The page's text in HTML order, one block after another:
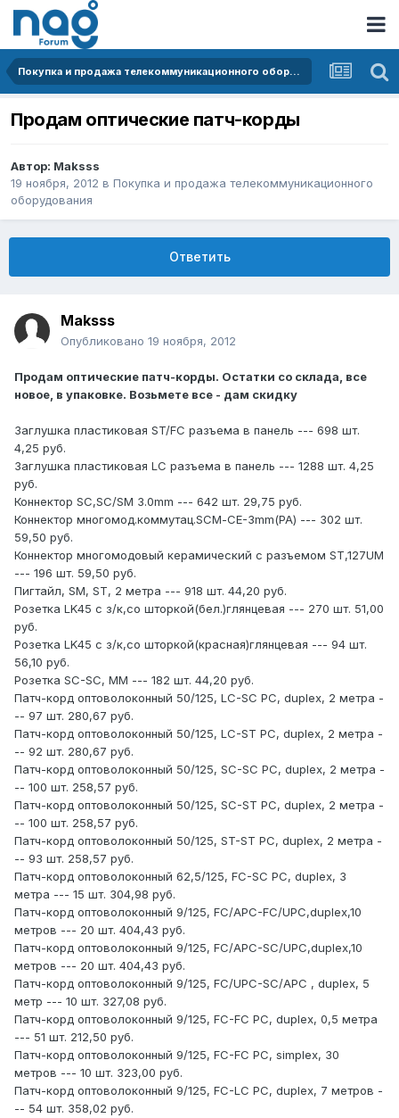
Покупка и продажа телекоммуникационного оборудования
Продам оптические патч-корды
Автор: Maksss
19 ноября, 2012 в Покупка и продажа телекоммуникационного
оборудования
Ответить
Maksss
Опубликовано 19 ноября, 2012
Продам оптические патч-корды. Остатки со склада, все
новое, в упаковке. Возьмете все - дам скидку
Заглушка пластиковая ST/FC разъема в панель --- 698 шт.
4,25 руб.
Заглушка пластиковая LC разъема в панель --- 1288 шт. 4,25
руб.
Коннектор SC,SC/SM 3.0mm --- 642 шт. 29,75 руб.
Коннектор многомод.коммутац.SCМ-CE-3mm(РА) --- 302 шт.
59,50 руб.
Коннектор многомодовый керамический с разъемом ST,127UM
--- 196 шт. 59,50 руб.
Пигтайл, SM, ST, 2 метра --- 918 шт. 44,20 руб.
Розетка LK45 с з/к,со шторкой(бел.)глянцевая --- 270 шт. 51,00
руб.
Розетка LK45 с з/к,со шторкой(красная)глянцевая --- 94 шт.
56,10 руб.
Розетка SC-SC, МM --- 182 шт. 44,20 руб.
Патч-корд оптоволоконный 50/125, LC-SC PC, duplex, 2 метра -
-- 97 шт. 280,67 руб.
Патч-корд оптоволоконный 50/125, LC-ST PC, duplex, 2 метра -
-- 92 шт. 280,67 руб.
Патч-корд оптоволоконный 50/125, SC-SC PC, duplex, 2 метра -
-- 100 шт. 258,57 руб.
Патч-корд оптоволоконный 50/125, SC-ST PC, duplex, 2 метра -
-- 100 шт. 258,57 руб.
Патч-корд оптоволоконный 50/125, ST-ST PC, duplex, 2 метра -
-- 93 шт. 258,57 руб.
Патч-корд оптоволоконный 62,5/125, FC-SC PC, duplex, 3
метра --- 15 шт. 304,98 руб.
Патч-корд оптоволоконный 9/125, FC/APC-FC/UPC,duplex,10
метров --- 20 шт. 404,43 руб.
Патч-корд оптоволоконный 9/125, FC/APC-SC/UPC,duplex,10
метров --- 20 шт. 404,43 руб.
Патч-корд оптоволоконный 9/125, FC/UPC-SC/АPC , duplex, 5
метр --- 10 шт. 327,08 руб.
Патч-корд оптоволоконный 9/125, FC-FC PC, duplex, 0,5 метра
--- 51 шт. 212,50 руб.
Патч-корд оптоволоконный 9/125, FC-FC PC, simplex, 30
метров --- 10 шт. 323,00 руб.
Патч-корд оптоволоконный 9/125, FC-LC PC, duplex, 7 метров -
-- 54 шт. 358,02 руб.